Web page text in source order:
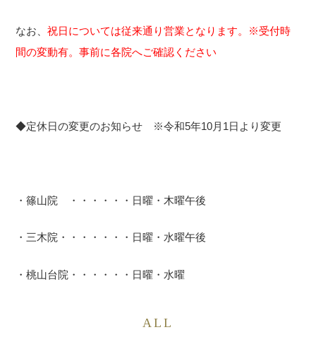
なお、祝日については従来通り営業となります。※受付時
間の変動有。事前に各院へご確認ください
◆定休日の変更のお知らせ ※令和5年10月1日より変更
・篠山院 ・・・・・・日曜・木曜午後
・三木院・・・・・・・日曜・水曜午後
・桃山台院・・・・・・日曜・水曜
ALL